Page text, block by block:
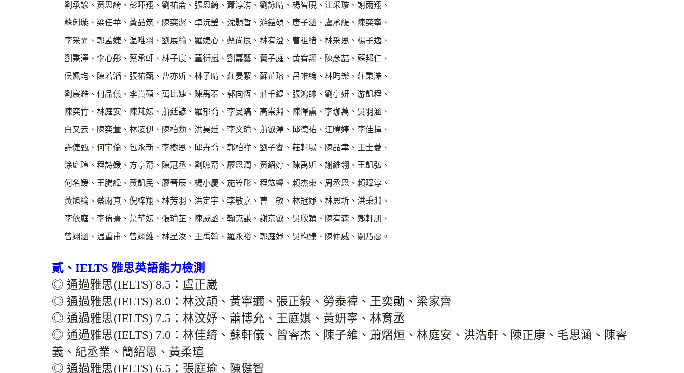
劉承諺、黃思綺、彭暉翔、劉祐侖、張恩綺、蕭淳洧、劉詠晴、楊智硯、江采璇、謝雨翔、
蘇俐璇、梁任華、黃品筑、陳奕潔、卓沅瑩、沈顥晢、游鎧碩、唐子涵、盧承緹、陳奕寧、
李采霏、郭孟婕、温唯羽、劉展綸、羅婕心、蔡尚辰、林宥澄、曹祖緒、林采恩、楊子逸、
劉秉澤、李心彤、蔡承軒、林子宸、童衍嵐、劉嘉藝、黃子庭、黄宥翔、陳彥喆、蘇邦仁、
侯姵均、陳若滔、張祐甄、曹亦妡、林子晴、莊晏絜、蘇芷瑢、呂帷綸、林昀樂、莊秉澔、
劉宸澔、何品儀、李貫碩、萬比婕、陳禹蓁、郭向恆、莊千緹、張鴻帥、劉亭妍、游凱程、
陳奕竹、林庭安、陳芃妘、蕭廷諺、羅郁喬、李旻皜、高崇淵、陳懌熏、李珈萭、吳羽涵、
白又云、陳奕萱、林凌伊、陳柏勳、洪昊廷、李文瑜、蕭叡澤、邱德祐、江暐婷、李佳擇、
許倢甄、何宇倫、包永新、李樹恩、邱卉喬、郭柏祥、劉子睿、莊軒瑒、陳品聿、王士菱、
涂庭瑄、程詩媛、方亭甯、陳冠丞、劉曣甯、廖恩潤、黃紹婷、陳禹妡、謝維翎、王凱弘、
何名媛、王騰緯、黃凱民、廖晉辰、楊小慶、施笠彤、程竑睿、賴杰東、周丞恩、賴暐淳、
黃旭綸、蔡雨真、倪梓翔、林芳羽、洪定宇、李敏嘉、曹 敏、林冠妤、林恩圻、洪秉淵、
李依庭、李侑熹、葉芊妘、張瑜芷、陳威丞、鞠克謙、謝京叡、吳欣穎、陳宥森、鄭軒朋、
曾翊涵、温重甫、曾翊維、林星汝、王禹翰、羅永裕、郭庭妤、吳昀臻、陳仲威、關乃愿。
貳、IELTS 雅思英語能力檢測
◎ 通過雅思(IELTS) 8.5：盧正崴
◎ 通過雅思(IELTS) 8.0：林汶頡、黃寧邇、張正毅、勞泰禕、 王奕勛、 梁家齊
◎ 通過雅思(IELTS) 7.5：林汶妤、蕭博允、王庭娸、 黃妍寧、林育丞
◎ 通過雅思(IELTS) 7.0：林佳綺、蘇軒儀、曾睿杰、陳子維、 蕭熠烜、林庭安、洪浩軒 、陳正康、毛思涵 、 陳睿
義、紀丞業、簡紹恩、黃柔瑄
◎ 通過雅思(IELTS) 6.5：張庭瑜、陳健智